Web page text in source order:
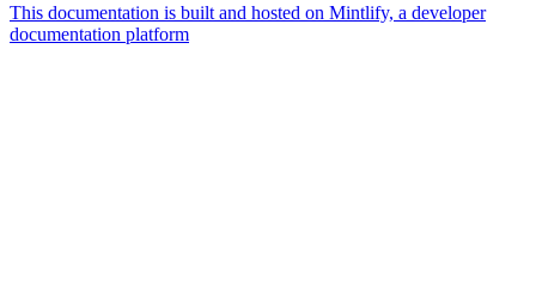
This documentation is built and hosted on Mintlify, a developer
documentation platform